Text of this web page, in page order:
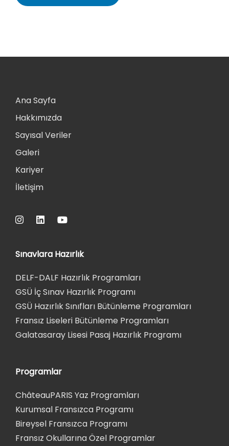
Ana Sayfa
Hakkımızda
Sayısal Veriler
Galeri
Kariyer
İletişim
Sınavlara Hazırlık
DELF-DALF Hazırlık Programları
GSÜ İç Sınav Hazırlık Programı
GSÜ Hazırlık Sınıfları Bütünleme Programları
Fransız Liseleri Bütünleme Programları
Galatasaray Lisesi Pasaj Hazırlık Programı
Programlar
ChâteauPARIS Yaz Programları
Kurumsal Fransızca Programı
Bireysel Fransızca Programı
Fransız Okullarına Özel Programlar